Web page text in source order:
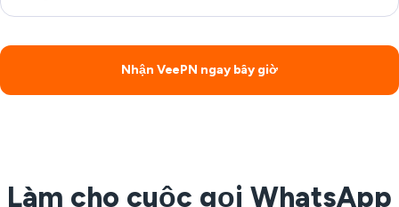
Nhận VeePN ngay bây giờ
Làm cho cuộc gọi WhatsApp